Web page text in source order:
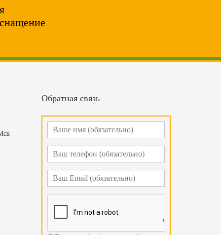
Обратная связь